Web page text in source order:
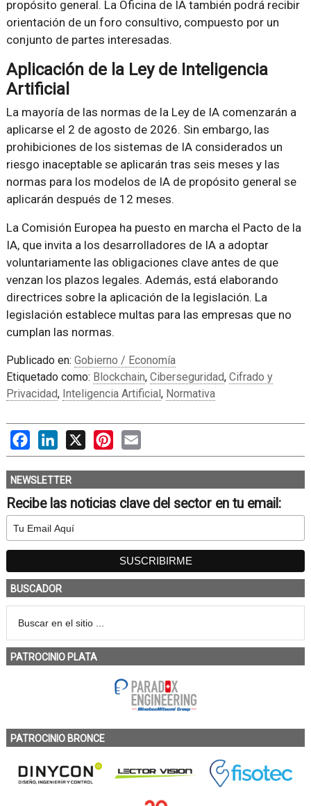
propósito general. La Oficina de IA también podrá recibir
orientación de un foro consultivo, compuesto por un
conjunto de partes interesadas.
Aplicación de la Ley de Inteligencia
Artificial
La mayoría de las normas de la Ley de IA comenzarán a
aplicarse el 2 de agosto de 2026. Sin embargo, las
prohibiciones de los sistemas de IA considerados un
riesgo inaceptable se aplicarán tras seis meses y las
normas para los modelos de IA de propósito general se
aplicarán después de 12 meses.
La Comisión Europea ha puesto en marcha el Pacto de la
IA, que invita a los desarrolladores de IA a adoptar
voluntariamente las obligaciones clave antes de que
venzan los plazos legales. Además, está elaborando
directrices sobre la aplicación de la legislación. La
legislación establece multas para las empresas que no
cumplan las normas.
Publicado en: Gobierno / Economía
Etiquetado como: Blockchain, Ciberseguridad, Cifrado y
Privacidad, Inteligencia Artificial, Normativa
FacebookLinkedIn
X PinterestEmail
NEWSLETTER
Recibe las noticias clave del sector en tu email:
BUSCADOR
PATROCINIO PLATA
PATROCINIO BRONCE